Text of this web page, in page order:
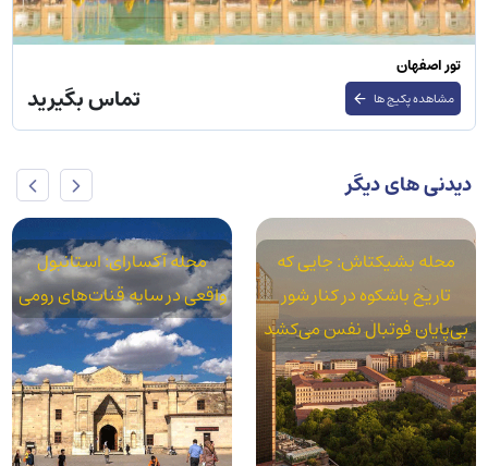
تور اصفهان
مشاهده پکیج ها تماس بگیرید
دیدنی های دیگر
محله بشیکتاش: جایی که
تاریخ باشکوه در کنار شور
بی‌پایان فوتبال نفس می‌کشد
محله آکسارای: استانبول
واقعی در سایه قنات‌های رومی